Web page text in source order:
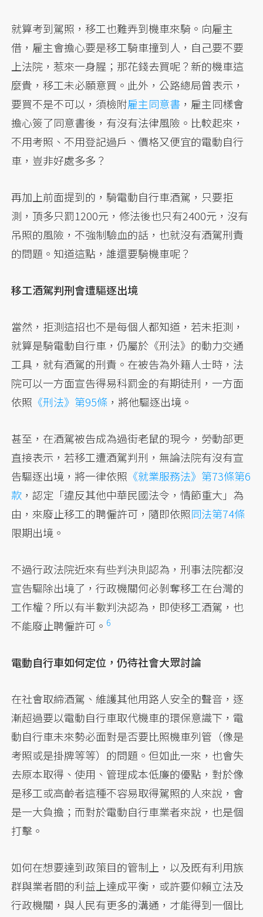
就算考到駕照，移工也難弄到機車來騎。向雇主
借，雇主會擔心要是移工騎車撞到人，自己要不要
上法院，惹來一身腥；那花錢去買呢？新的機車這
麼貴，移工未必願意買。此外，公路總局曾表示，
要買不是不可以，須檢附雇主同意書 ，雇主同樣會
擔心簽了同意書後，有沒有法律風險。比較起來，
不用考照、不用登記過戶、價格又便宜的電動自行
車，豈非好處多多？
再加上前面提到的，騎電動自行車酒駕，只要拒
測，頂多只罰1200元，修法後也只有2400元，沒有
吊照的風險，不強制驗血的話，也就沒有酒駕刑責
的問題。知道這點，誰還要騎機車呢？
移工酒駕判刑會遭驅逐出境
當然，拒測這招也不是每個人都知道，若未拒測，
就算是騎電動自行車，仍屬於《刑法》的動力交通
工具，就有酒駕的刑責。在被告為外籍人士時，法
院可以一方面宣告得易科罰金的有期徒刑，一方面
依照 《刑法》第95條 ，將他驅逐出境。
甚至，在酒駕被告成為過街老鼠的現今，勞動部更
直接表示，若移工遭酒駕判刑，無論法院有沒有宣
告驅逐出境，將一律依照 《就業服務法》第73條第6
款 ，認定「違反其他中華民國法令，情節重大」為
由，來廢止移工的聘僱許可，隨即依照同法第74條
限期出境。
不過行政法院近來有些判決則認為，刑事法院都沒
宣告驅除出境了，行政機關何必剝奪移工在台灣的
工作權？所以有半數判決認為，即使移工酒駕，也
不能廢止聘僱許可。 6
電動自行車如何定位，仍待社會大眾討論
在社會取締酒駕、維護其他用路人安全的聲音，逐
漸超過要以電動自行車取代機車的環保意識下，電
動自行車未來勢必面對是否要比照機車列管（像是
考照或是掛牌等等）的問題。但如此一來，也會失
去原本取得、使用、管理成本低廉的優點，對於像
是移工或高齡者這種不容易取得駕照的人來說，會
是一大負擔；而對於電動自行車業者來說，也是個
打擊。
如何在想要達到政策目的管制上，以及既有利用族
群與業者間的利益上達成平衡，或許要仰賴立法及
行政機關，與人民有更多的溝通，才能得到一個比